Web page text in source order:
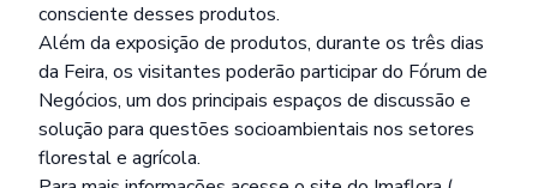
consciente desses produtos.
Além da exposição de produtos, durante os três dias
da Feira, os visitantes poderão participar do Fórum de
Negócios, um dos principais espaços de discussão e
solução para questões socioambientais nos setores
florestal e agrícola.